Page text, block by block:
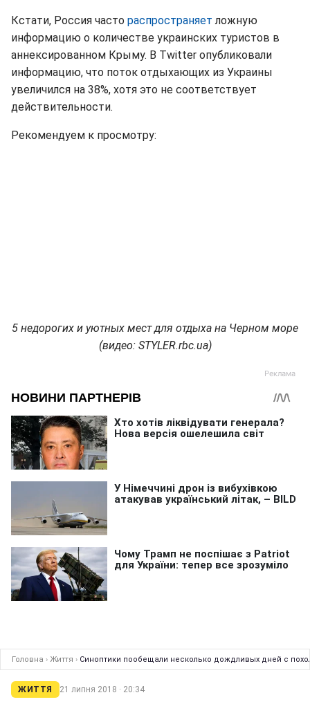
Кстати, Россия часто распространяет ложную
информацию о количестве украинских туристов в
аннексированном Крыму. В Twitter опубликовали
информацию, что поток отдыхающих из Украины
увеличился на 38%, хотя это не соответствует
действительности.
Рекомендуем к просмотру:
5 недорогих и уютных мест для отдыха на Черном море
(видео: STYLER.rbc.ua)
Головна › Життя › Синоптики пообещали несколько дождливых дней с
ЖИТТЯ 21 липня 2018 · 20:34